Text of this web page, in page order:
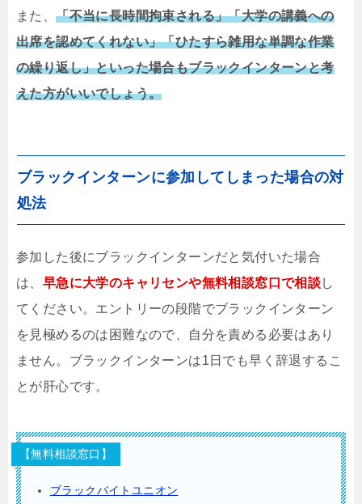
また、「不当に長時間拘束される」「大学の講義への
出席を認めてくれない」「ひたすら雑用な単調な作業
の繰り返し」といった場合もブラックインターンと考
えた方がいいでしょう。
ブラックインターンに参加してしまった場合の対
処法
参加した後にブラックインターンだと気付いた場合
は、 早急に大学のキャリセンや無料相談窓口で相談し
てください。エントリーの段階でブラックインターン
を見極めるのは困難なので、自分を責める必要はあり
ません。ブラックインターンは1日でも早く辞退するこ
とが肝心です。
【無料相談窓口】
ブラックバイトユニオン